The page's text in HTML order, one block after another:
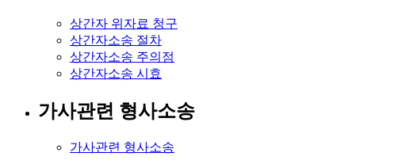
상간자 위자료 청구
상간자소송 절차
상간자소송 주의점
상간자소송 시효
가사관련 형사소송
가사관련 형사소송